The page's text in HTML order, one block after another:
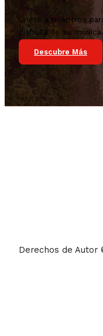
Únete a nosotros
disfruta de su
Descubre Más
Derechos de Autor